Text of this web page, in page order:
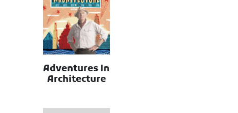
Adventures In
Architecture